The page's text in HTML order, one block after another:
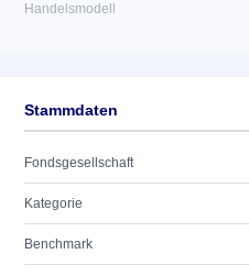
Handelsmodell
Stammdaten
Fondsgesellschaft
Kategorie
Benchmark